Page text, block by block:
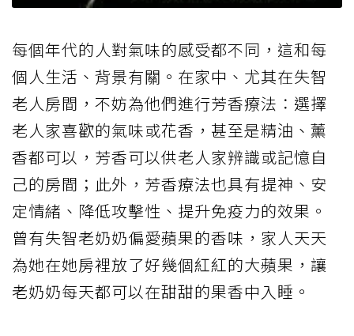
每個年代的人對氣味的感受都不同，這和每
個人生活、背景有關。在家中、尤其在失智
老人房間，不妨為他們進行芳香療法：選擇
老人家喜歡的氣味或花香，甚至是精油、薰
香都可以，芳香可以供老人家辨識或記憶自
己的房間；此外，芳香療法也具有提神、安
定情緒、降低攻擊性、提升免疫力的效果。
曾有失智老奶奶偏愛蘋果的香味，家人天天
為她在她房裡放了好幾個紅紅的大蘋果，讓
老奶奶每天都可以在甜甜的果香中入睡。